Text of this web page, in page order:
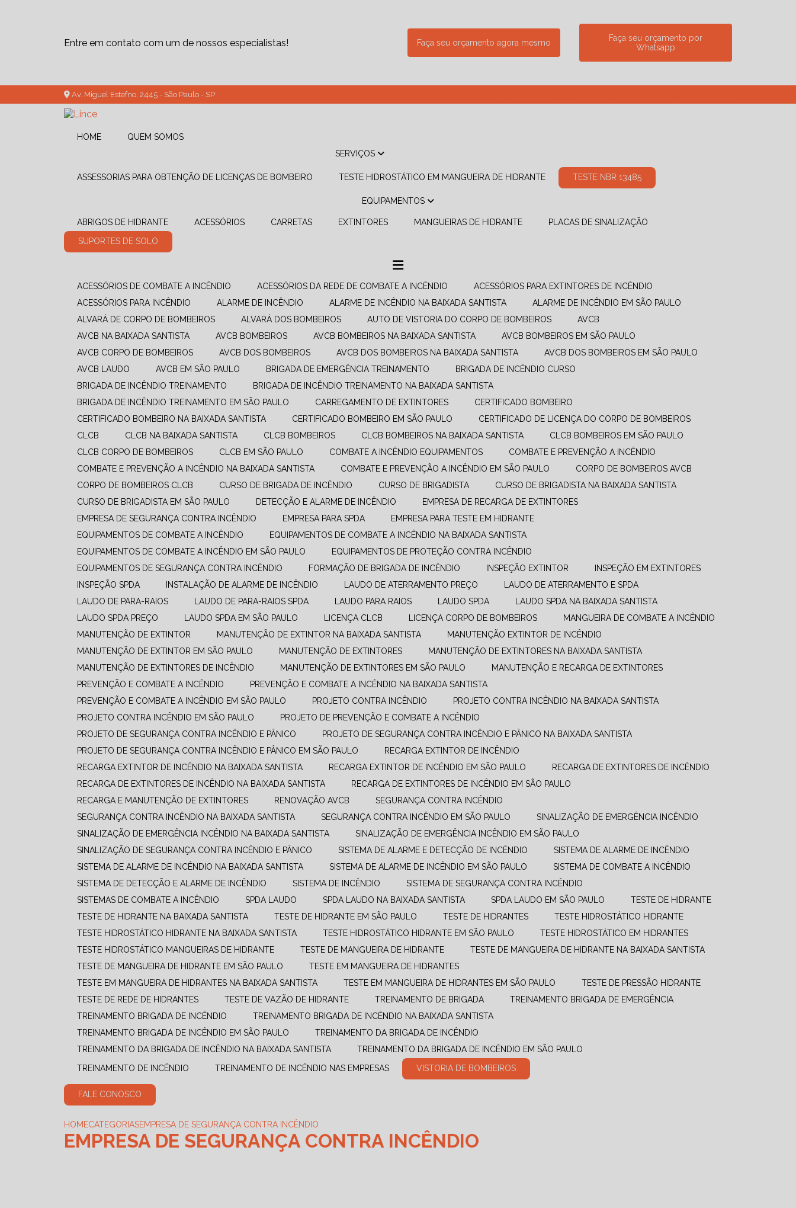
Entre em contato com um de nossos especialistas! Faça seu orçamento agora mesmo
Faça seu orçamento por
Whatsapp
Av. Miguel Estefno, 2445 - São Paulo - SP
HOME
QUEM SOMOS
SERVIÇOS
ASSESSORIAS PARA OBTENÇÃO DE LICENÇAS DE BOMBEIRO TESTE HIDROSTÁTICO EM MANGUEIRA DE HIDRANTE TESTE NBR 13485
EQUIPAMENTOS
ABRIGOS DE HIDRANTE ACESSÓRIOS CARRETAS EXTINTORES MANGUEIRAS DE HIDRANTE
PLACAS DE SINALIZAÇÃO
SUPORTES DE SOLO
ACESSÓRIOS DE COMBATE A INCÊNDIO ACESSÓRIOS DA REDE DE COMBATE A INCÊNDIO​
ACESSÓRIOS PARA EXTINTORES DE INCÊNDIO
ACESSÓRIOS PARA INCÊNDIO
ALARME DE INCÊNDIO ALARME DE INCÊNDIO NA BAIXADA SANTISTA
ALARME DE INCÊNDIO EM SÃO PAULO
ALVARÁ DE CORPO DE BOMBEIROS
ALVARÁ DOS BOMBEIROS AUTO DE VISTORIA DO CORPO DE BOMBEIROS
AVCB
AVCB NA BAIXADA SANTISTA
AVCB BOMBEIROS AVCB BOMBEIROS NA BAIXADA SANTISTA
AVCB BOMBEIROS EM SÃO PAULO
AVCB CORPO DE BOMBEIROS
AVCB DOS BOMBEIROS AVCB DOS BOMBEIROS NA BAIXADA SANTISTA
AVCB DOS BOMBEIROS EM SÃO PAULO
AVCB LAUDO
AVCB EM SÃO PAULO BRIGADA DE EMERGÊNCIA TREINAMENTO
BRIGADA DE INCÊNDIO CURSO
BRIGADA DE INCÊNDIO TREINAMENTO
BRIGADA DE INCÊNDIO TREINAMENTO NA BAIXADA SANTISTA
BRIGADA DE INCÊNDIO TREINAMENTO EM SÃO PAULO
CARREGAMENTO DE EXTINTORES
CERTIFICADO BOMBEIRO
CERTIFICADO BOMBEIRO NA BAIXADA SANTISTA
CERTIFICADO BOMBEIRO EM SÃO PAULO
CERTIFICADO DE LICENÇA DO CORPO DE BOMBEIROS
CLCB
CLCB NA BAIXADA SANTISTA CLCB BOMBEIROS CLCB BOMBEIROS NA BAIXADA SANTISTA
CLCB BOMBEIROS EM SÃO PAULO
CLCB CORPO DE BOMBEIROS
CLCB EM SÃO PAULO COMBATE A INCÊNDIO EQUIPAMENTOS​
COMBATE E PREVENÇÃO A INCÊNDIO​
COMBATE E PREVENÇÃO A INCÊNDIO​ NA BAIXADA SANTISTA
COMBATE E PREVENÇÃO A INCÊNDIO​ EM SÃO PAULO
CORPO DE BOMBEIROS AVCB
CORPO DE BOMBEIROS CLCB
CURSO DE BRIGADA DE INCÊNDIO CURSO DE BRIGADISTA
CURSO DE BRIGADISTA NA BAIXADA SANTISTA
CURSO DE BRIGADISTA EM SÃO PAULO
DETECÇÃO E ALARME DE INCÊNDIO
EMPRESA DE RECARGA DE EXTINTORES
EMPRESA DE SEGURANÇA CONTRA INCÊNDIO
EMPRESA PARA SPDA
EMPRESA PARA TESTE EM HIDRANTE
EQUIPAMENTOS DE COMBATE A INCÊNDIO​
EQUIPAMENTOS DE COMBATE A INCÊNDIO​ NA BAIXADA SANTISTA
EQUIPAMENTOS DE COMBATE A INCÊNDIO​ EM SÃO PAULO
EQUIPAMENTOS DE PROTEÇÃO CONTRA INCÊNDIO
EQUIPAMENTOS DE SEGURANÇA CONTRA INCÊNDIO
FORMAÇÃO DE BRIGADA DE INCÊNDIO INSPEÇÃO EXTINTOR
INSPEÇÃO EM EXTINTORES
INSPEÇÃO SPDA
INSTALAÇÃO DE ALARME DE INCÊNDIO LAUDO DE ATERRAMENTO PREÇO
LAUDO DE ATERRAMENTO E SPDA
LAUDO DE PARA-RAIOS
LAUDO DE PARA-RAIOS SPDA LAUDO PARA RAIOS LAUDO SPDA
LAUDO SPDA NA BAIXADA SANTISTA
LAUDO SPDA PREÇO
LAUDO SPDA EM SÃO PAULO LICENÇA CLCB LICENÇA CORPO DE BOMBEIROS
MANGUEIRA DE COMBATE A INCÊNDIO​
MANUTENÇÃO DE EXTINTOR
MANUTENÇÃO DE EXTINTOR NA BAIXADA SANTISTA
MANUTENÇÃO EXTINTOR DE INCÊNDIO
MANUTENÇÃO DE EXTINTOR EM SÃO PAULO
MANUTENÇÃO DE EXTINTORES
MANUTENÇÃO DE EXTINTORES NA BAIXADA SANTISTA
MANUTENÇÃO DE EXTINTORES DE INCÊNDIO
MANUTENÇÃO DE EXTINTORES EM SÃO PAULO
MANUTENÇÃO E RECARGA DE EXTINTORES
PREVENÇÃO E COMBATE A INCÊNDIO​
PREVENÇÃO E COMBATE A INCÊNDIO​ NA BAIXADA SANTISTA
PREVENÇÃO E COMBATE A INCÊNDIO​ EM SÃO PAULO
PROJETO CONTRA INCÊNDIO
PROJETO CONTRA INCÊNDIO NA BAIXADA SANTISTA
PROJETO CONTRA INCÊNDIO EM SÃO PAULO
PROJETO DE PREVENÇÃO E COMBATE A INCÊNDIO​
PROJETO DE SEGURANÇA CONTRA INCÊNDIO E PÂNICO
PROJETO DE SEGURANÇA CONTRA INCÊNDIO E PÂNICO NA BAIXADA SANTISTA
PROJETO DE SEGURANÇA CONTRA INCÊNDIO E PÂNICO EM SÃO PAULO
RECARGA EXTINTOR DE INCÊNDIO
RECARGA EXTINTOR DE INCÊNDIO NA BAIXADA SANTISTA
RECARGA EXTINTOR DE INCÊNDIO EM SÃO PAULO
RECARGA DE EXTINTORES DE INCÊNDIO
RECARGA DE EXTINTORES DE INCÊNDIO NA BAIXADA SANTISTA
RECARGA DE EXTINTORES DE INCÊNDIO EM SÃO PAULO
RECARGA E MANUTENÇÃO DE EXTINTORES
RENOVAÇÃO AVCB
SEGURANÇA CONTRA INCÊNDIO
SEGURANÇA CONTRA INCÊNDIO NA BAIXADA SANTISTA
SEGURANÇA CONTRA INCÊNDIO EM SÃO PAULO
SINALIZAÇÃO DE EMERGÊNCIA INCÊNDIO
SINALIZAÇÃO DE EMERGÊNCIA INCÊNDIO NA BAIXADA SANTISTA
SINALIZAÇÃO DE EMERGÊNCIA INCÊNDIO EM SÃO PAULO
SINALIZAÇÃO DE SEGURANÇA CONTRA INCÊNDIO E PÂNICO
SISTEMA DE ALARME E DETECÇÃO DE INCÊNDIO
SISTEMA DE ALARME DE INCÊNDIO
SISTEMA DE ALARME DE INCÊNDIO NA BAIXADA SANTISTA
SISTEMA DE ALARME DE INCÊNDIO EM SÃO PAULO
SISTEMA DE COMBATE A INCÊNDIO​
SISTEMA DE DETECÇÃO E ALARME DE INCÊNDIO
SISTEMA DE INCÊNDIO
SISTEMA DE SEGURANÇA CONTRA INCÊNDIO
SISTEMAS DE COMBATE A INCÊNDIO​
SPDA LAUDO SPDA LAUDO NA BAIXADA SANTISTA SPDA LAUDO EM SÃO PAULO
TESTE DE HIDRANTE
TESTE DE HIDRANTE NA BAIXADA SANTISTA
TESTE DE HIDRANTE EM SÃO PAULO TESTE DE HIDRANTES
TESTE HIDROSTÁTICO HIDRANTE
TESTE HIDROSTÁTICO HIDRANTE NA BAIXADA SANTISTA
TESTE HIDROSTÁTICO HIDRANTE EM SÃO PAULO
TESTE HIDROSTÁTICO EM HIDRANTES
TESTE HIDROSTÁTICO MANGUEIRAS DE HIDRANTE
TESTE DE MANGUEIRA DE HIDRANTE
TESTE DE MANGUEIRA DE HIDRANTE NA BAIXADA SANTISTA
TESTE DE MANGUEIRA DE HIDRANTE EM SÃO PAULO
TESTE EM MANGUEIRA DE HIDRANTES
TESTE EM MANGUEIRA DE HIDRANTES NA BAIXADA SANTISTA
TESTE EM MANGUEIRA DE HIDRANTES EM SÃO PAULO
TESTE DE PRESSÃO HIDRANTE
TESTE DE REDE DE HIDRANTES
TESTE DE VAZÃO DE HIDRANTE TREINAMENTO DE BRIGADA
TREINAMENTO BRIGADA DE EMERGÊNCIA
TREINAMENTO BRIGADA DE INCÊNDIO
TREINAMENTO BRIGADA DE INCÊNDIO NA BAIXADA SANTISTA
TREINAMENTO BRIGADA DE INCÊNDIO EM SÃO PAULO
TREINAMENTO DA BRIGADA DE INCÊNDIO
TREINAMENTO DA BRIGADA DE INCÊNDIO NA BAIXADA SANTISTA
TREINAMENTO DA BRIGADA DE INCÊNDIO EM SÃO PAULO
TREINAMENTO DE INCÊNDIO
TREINAMENTO DE INCÊNDIO NAS EMPRESAS VISTORIA DE BOMBEIROS
FALE CONOSCO
HOMECATEGORIASEMPRESA DE SEGURANÇA CONTRA INCÊNDIO
EMPRESA DE SEGURANÇA CONTRA INCÊNDIO